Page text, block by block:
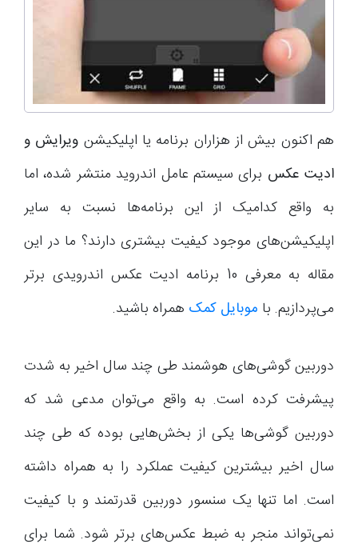
هم اکنون بیش از هزاران برنامه یا اپلیکیشن ویرایش و
ادیت عکس برای سیستم عامل اندروید منتشر شده، اما
به واقع کدامیک از این برنامه‌ها نسبت به سایر
اپلیکیشن‌های موجود کیفیت بیشتری دارند؟ ما در این
مقاله به معرفی 10 برنامه ادیت عکس اندرویدی برتر
می‌پردازیم. با موبایل کمک همراه باشید.
دوربین گوشی‌های هوشمند طی چند سال اخیر به شدت
پیشرفت کرده است. به واقع می‌توان مدعی شد که
دوربین گوشی‌ها یکی از بخش‌هایی بوده که طی چند
سال اخیر بیشترین کیفیت عملکرد را به همراه داشته
است. اما تنها یک سنسور دوربین قدرتمند و با کیفیت
نمی‌تواند منجر به ضبط عکس‌های برتر شود. شما برای